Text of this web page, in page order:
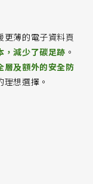
更薄的電子資料頁
，減少了碳足跡 。
層及額外的安全防
想選擇。